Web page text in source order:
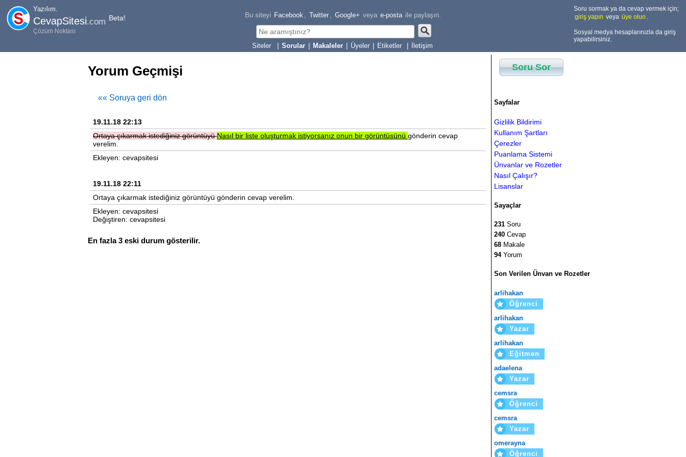
Yazılım.
CevapSitesi.com Beta!
Çözüm Noktası
Bu siteyi Facebook , Twitter , Google+ veya e-posta ile paylaşın.
Sorular Makaleler Üyeler Etiketler İletişim
Soru sormak ya da cevap vermek için;
giriş yapın veya üye olun .
Sosyal medya hesaplarınızla da giriş
yapabilirsiniz.
Yorum Geçmişi
«« Soruya geri dön
19.11.18 22:13
OrtayaçıkarmakistediğinizgörüntüyüNasıl bir liste oluşturmak istiyorsanız onun bir görüntüsünü gönderin cevap
verelim.
Ekleyen: cevapsitesi
19.11.18 22:11
Ortaya çıkarmak istediğiniz görüntüyü gönderin cevap verelim.
Ekleyen: cevapsitesi
Değiştiren: cevapsitesi
En fazla 3 eski durum gösterilir.
Soru Sor
Sayfalar
Gizlilik Bildirimi
Kullanım Şartları
Çerezler
Puanlama Sistemi
Ünvanlar ve Rozetler
Nasıl Çalışır?
Lisanslar
Sayaçlar
231 Soru
240 Cevap
68 Makale
94Yorum
Son Verilen Ünvan ve Rozetler
arlihakan
Öğrenci
arlihakan
Yazar
arlihakan
Eğitmen
adaelena
Yazar
cemsra
Öğrenci
cemsra
Yazar
omerayna
Öğrenci